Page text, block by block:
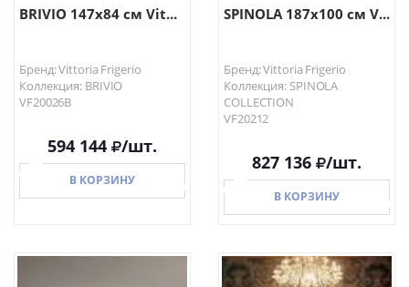
BRIVIO 147х84 см Vit...
Бренд: Vittoria Frigerio
Коллекция: BRIVIO
VF20026B
594 144 /шт.
В КОРЗИНУ
SPINOLA 187х100 см V...
Бренд: Vittoria Frigerio
Коллекция: SPINOLA
COLLECTION
VF20212
827 136 /шт.
В КОРЗИНУ